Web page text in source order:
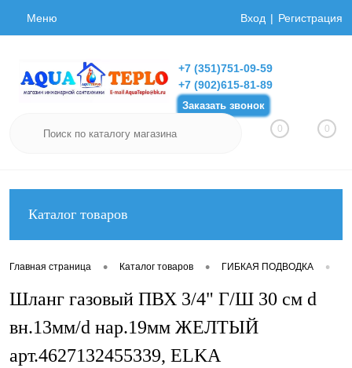
Меню Вход Регистрация
+7 (351)751-09-59
+7 (902)615-81-89
Заказать звонок
0 0
Каталог товаров
Главная страница • Каталог товаров • ГИБКАЯ ПОДВОДКА •
Шланг газовый ПВХ 3/4" Г/Ш 30 см d
вн.13мм/d нар.19мм ЖЕЛТЫЙ
арт.4627132455339, ELKA